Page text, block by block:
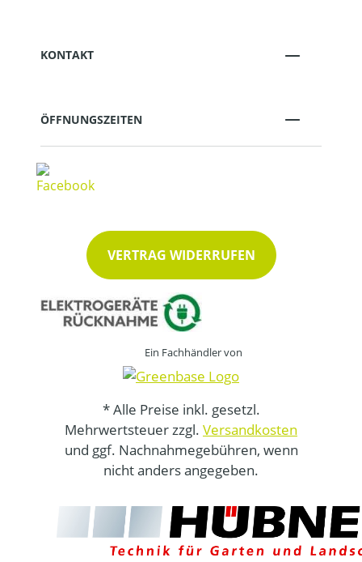
KONTAKT
ÖFFNUNGSZEITEN
VERTRAG WIDERRUFEN
Ein Fachhändler von
* Alle Preise inkl. gesetzl.
Mehrwertsteuer zzgl. Versandkosten
und ggf. Nachnahmegebühren, wenn
nicht anders angegeben.